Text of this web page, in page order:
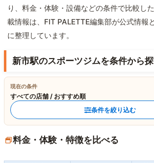
り、料金・体験・設備などの条件で比較し
載情報は、FIT PALETTE編集部が公式情報
に整理しています。
新市駅のスポーツジムを条件から
現在の条件
すべての店舗 / おすすめ順
条件を絞り込む
料金・体験・特徴を比べる